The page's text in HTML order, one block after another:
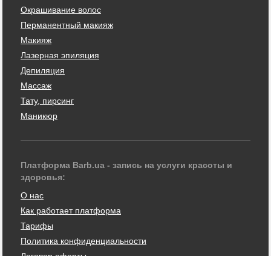
Окрашивание волос
Перманентный макияж
Макияж
Лазерная эпиляция
Депиляция
Массаж
Тату, пирсинг
Маникюр
Платформа Barb.ua - запись на услуги красоты и
здоровья:
О нас
Как работает платформа
Тарифы
Политика конфиденциальности